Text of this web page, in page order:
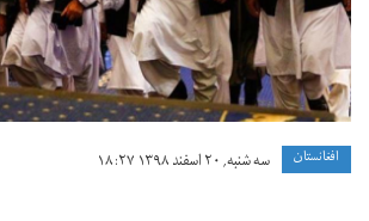
افغانستان سه شنبه, ۲۰ اسفند ۱۳۹۸ ۱۸:۲۷